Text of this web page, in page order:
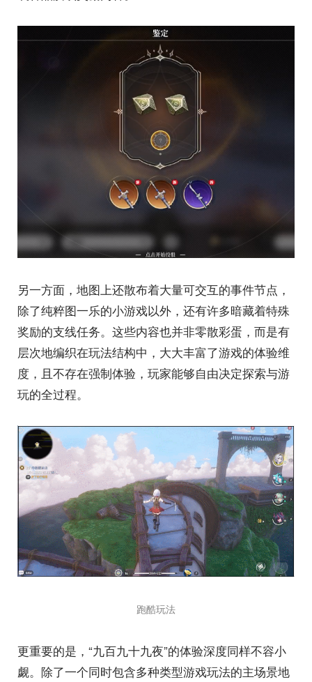
另一方面，地图上还散布着大量可交互的事件节点，
除了纯粹图一乐的小游戏以外，还有许多暗藏着特殊
奖励的支线任务。这些内容也并非零散彩蛋，而是有
层次地编织在玩法结构中，大大丰富了游戏的体验维
度，且不存在强制体验，玩家能够自由决定探索与游
玩的全过程。
跑酷玩法
更重要的是，“九百九十九夜”的体验深度同样不容小
觑。除了一个同时包含多种类型游戏玩法的主场景地